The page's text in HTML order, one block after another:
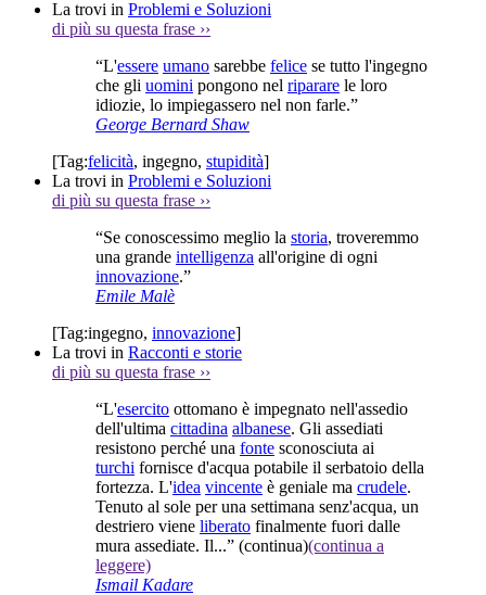
La trovi in Problemi e Soluzioni
di più su questa frase ››
“L'essere umano sarebbe felice se tutto l'ingegno
che gli uomini pongono nel riparare le loro
idiozie, lo impiegassero nel non farle.”
George Bernard Shaw
[Tag:felicità, ingegno, stupidità]
La trovi in Problemi e Soluzioni
di più su questa frase ››
“Se conoscessimo meglio la storia, troveremmo
una grande intelligenza all'origine di ogni
innovazione.”
Emile Malè
[Tag:ingegno, innovazione]
La trovi in Racconti e storie
di più su questa frase ››
“L'esercito ottomano è impegnato nell'assedio
dell'ultima cittadina albanese. Gli assediati
resistono perché una fonte sconosciuta ai
turchi fornisce d'acqua potabile il serbatoio della
fortezza. L'idea vincente è geniale ma crudele.
Tenuto al sole per una settimana senz'acqua, un
destriero viene liberato finalmente fuori dalle
mura assediate. Il...” (continua)(continua a
leggere)
Ismail Kadare